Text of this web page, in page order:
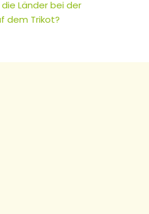
Länder bei der
dem Trikot?